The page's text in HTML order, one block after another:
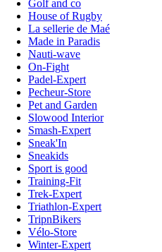
Golf and co
House of Rugby
La sellerie de Maé
Made in Paradis
Nauti-wave
On-Fight
Padel-Expert
Pecheur-Store
Pet and Garden
Slowood Interior
Smash-Expert
Sneak'In
Sneakids
Sport is good
Training-Fit
Trek-Expert
Triathlon-Expert
TripnBikers
Vélo-Store
Winter-Expert